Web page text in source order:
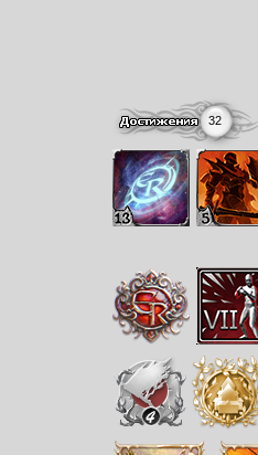
32